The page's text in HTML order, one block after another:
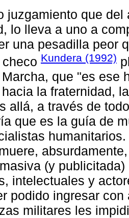
juzgamiento que
lo lleva a uno a
una pesadilla peor
Kundera (1992)
que "es ese
la fraternidad,
allá, a través de
que es la guía de
(y
intelectuales y
podido ingresar
militares les